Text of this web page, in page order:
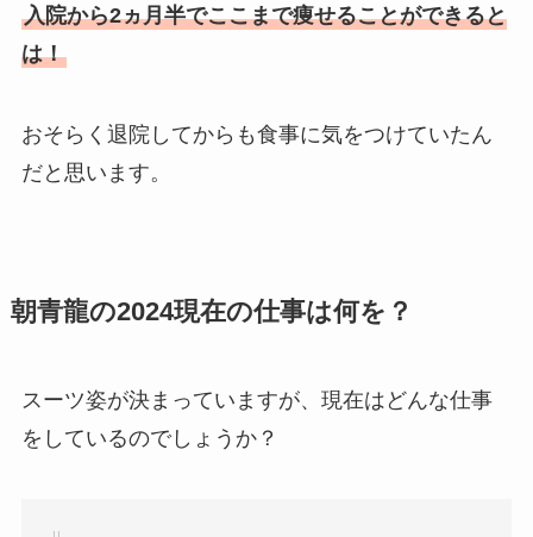
入院から2ヵ月半でここまで痩せることができると
は！
おそらく退院してからも食事に気をつけていたん
だと思います。
朝青龍の2024現在の仕事は何を？
スーツ姿が決まっていますが、現在はどんな仕事
をしているのでしょうか？